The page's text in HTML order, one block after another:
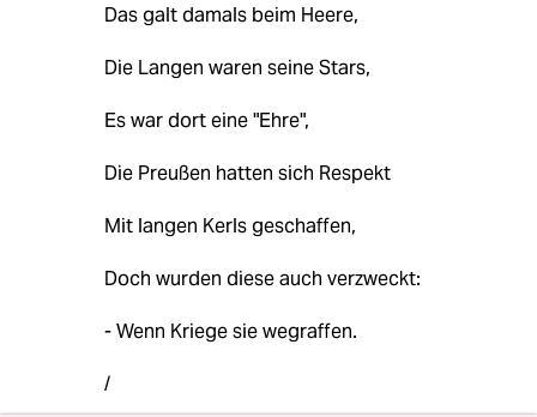
Das galt damals beim Heere,
Die Langen waren seine Stars,
Es war dort eine "Ehre",
Die Preußen hatten sich Respekt
Mit langen Kerls geschaffen,
Doch wurden diese auch verzweckt:
- Wenn Kriege sie wegraffen.
/